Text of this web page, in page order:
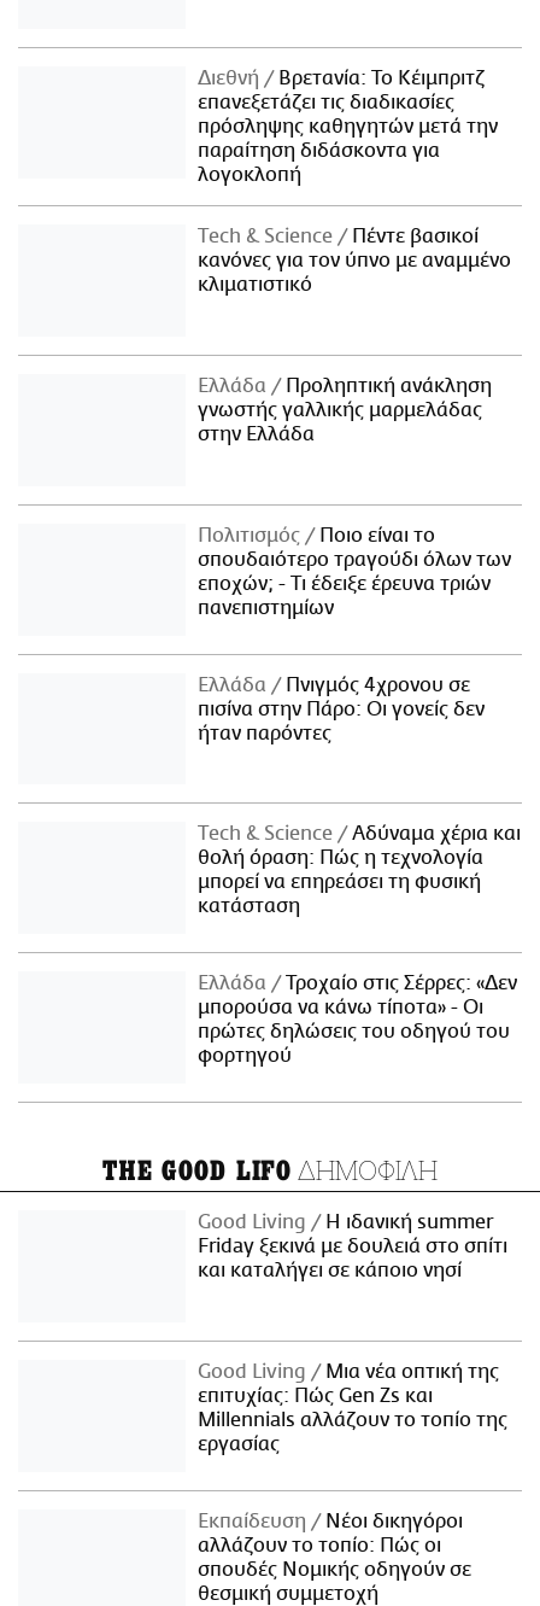
Διεθνή
Βρετανία: Το Κέιμπριτζ
επανεξετάζει τις διαδικασίες
πρόσληψης καθηγητών μετά την
παραίτηση διδάσκοντα για
λογοκλοπή
Τech & Science
Πέντε βασικοί
κανόνες για τον ύπνο με αναμμένο
κλιματιστικό
Ελλάδα
Προληπτική ανάκληση
γνωστής γαλλικής μαρμελάδας
στην Ελλάδα
Πολιτισμός
Ποιο είναι το
σπουδαιότερο τραγούδι όλων των
εποχών; - Τι έδειξε έρευνα τριών
πανεπιστημίων
Ελλάδα
Πνιγμός 4χρονου σε
πισίνα στην Πάρο: Οι γονείς δεν
ήταν παρόντες
Τech & Science
Αδύναμα χέρια και
θολή όραση: Πώς η τεχνολογία
μπορεί να επηρεάσει τη φυσική
κατάσταση
Ελλάδα
Τροχαίο στις Σέρρες: «Δεν
μπορούσα να κάνω τίποτα» - Οι
πρώτες δηλώσεις του οδηγού του
φορτηγού
THE GOOD LIFO ΔΗΜΟΦΙΛΗ
Good Living
Η ιδανική summer
Friday ξεκινά με δουλειά στο σπίτι
και καταλήγει σε κάποιο νησί
Good Living
Μια νέα οπτική της
επιτυχίας: Πώς Gen Zs και
Millennials αλλάζουν το τοπίο της
εργασίας
Εκπαίδευση
Νέοι δικηγόροι
αλλάζουν το τοπίο: Πώς οι
σπουδές Νομικής οδηγούν σε
θεσμική συμμετοχή